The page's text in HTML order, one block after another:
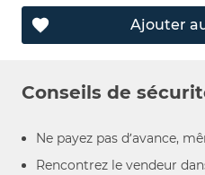
Ajouter
Conseils de
Ne payez pas d’avance,
Rencontrez le vendeur